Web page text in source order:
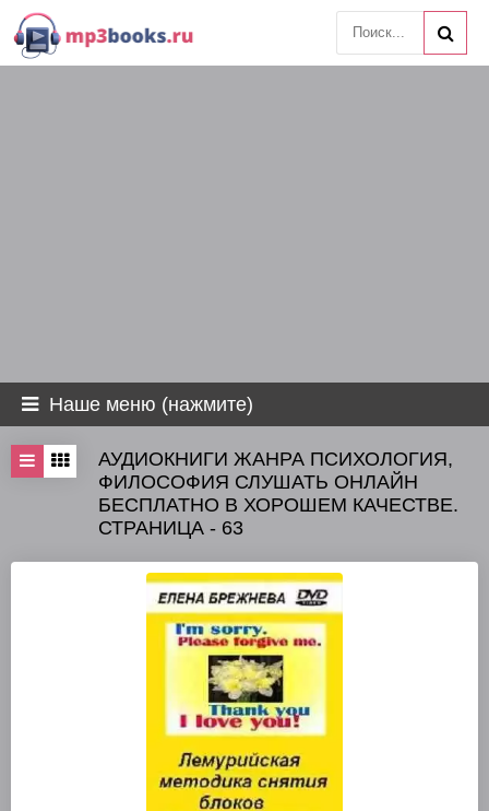
Наше меню (нажмите)
АУДИОКНИГИ ЖАНРА ПСИХОЛОГИЯ,
ФИЛОСОФИЯ СЛУШАТЬ ОНЛАЙН
БЕСПЛАТНО В ХОРОШЕМ КАЧЕСТВЕ.
СТРАНИЦА - 63